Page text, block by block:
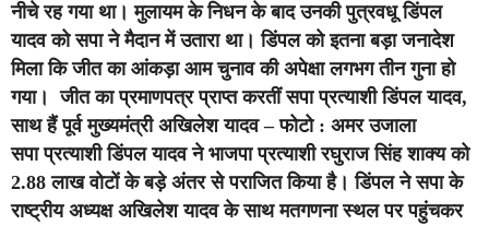
नीचे रह गया था। मुलायम के निधन के बाद उनकी पुत्रवधू डिंपल
यादव को सपा ने मैदान में उतारा था। डिंपल को इतना बड़ा जनादेश
मिला कि जीत का आंकड़ा आम चुनाव की अपेक्षा लगभग तीन गुना हो
गया। जीत का प्रमाणपत्र प्राप्त करतीं सपा प्रत्याशी डिंपल यादव,
साथ हैं पूर्व मुख्यमंत्री अखिलेश यादव – फोटो : अमर उजाला
सपा प्रत्याशी डिंपल यादव ने भाजपा प्रत्याशी रघुराज सिंह शाक्य को
2.88 लाख वोटों के बड़े अंतर से पराजित किया है। डिंपल ने सपा के
राष्ट्रीय अध्यक्ष अखिलेश यादव के साथ मतगणना स्थल पर पहुंचकर